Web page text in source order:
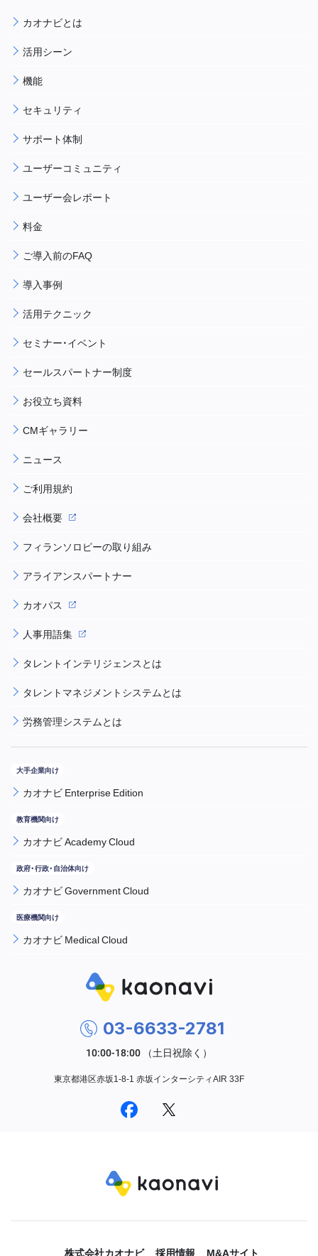
カオナビとは
活用シーン
機能
セキュリティ
サポート体制
ユーザーコミュニティ
ユーザー会レポート
料金
ご導入前のFAQ
導入事例
活用テクニック
セミナー・イベント
セールスパートナー制度
お役立ち資料
CMギャラリー
ニュース
ご利用規約
会社概要
フィランソロピーの取り組み
アライアンスパートナー
カオパス
人事用語集
タレントインテリジェンスとは
タレントマネジメントシステムとは
労務管理システムとは
カオナビ Enterprise Edition
カオナビ Academy Cloud
カオナビ Government Cloud
カオナビ Medical Cloud
03-6633-2781
東京都港区赤坂1-8-1 赤坂インターシティAIR 33F
株式会社カオナビ 採用情報 M&Aサイト